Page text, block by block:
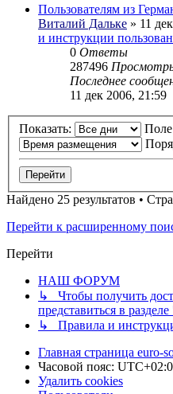
Пользователям из
Виталий Дальке » 11
и инструкции
0 Ответы
287496
Последнее
11 дек 2006, 21:59
Показать:
Поле
Найдено 25 результатов •
Перейти к расширенному
Перейти
НАШ ФОРУМ
↳ Чтобы получить
представиться в
↳ Правила и
Главная страница euro-
Часовой пояс:
Удалить cookies